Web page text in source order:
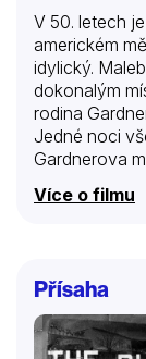
V 50. letech
americkém
idylický.
dokonalým
rodina
Jedné noci
Gardnerova
velmi rychle
stanici k
rozhodnutí
pomsty.
Více o filmu
Přísaha